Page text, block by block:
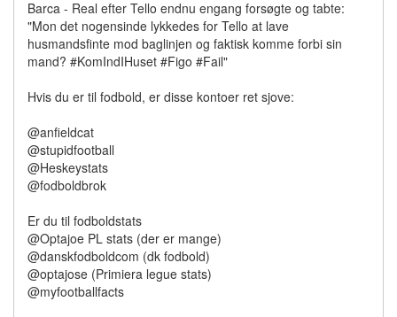
Barca - Real efter Tello endnu engang forsøgte og tabte:
"Mon det nogensinde lykkedes for Tello at lave
husmandsfinte mod baglinjen og faktisk komme forbi sin
mand? #KomIndIHuset #Figo #Fail"
Hvis du er til fodbold, er disse kontoer ret sjove:
@anfieldcat
@stupidfootball
@Heskeystats
@fodboldbrok
Er du til fodboldstats
@Optajoe PL stats (der er mange)
@danskfodboldcom (dk fodbold)
@optajose (Primiera legue stats)
@myfootballfacts